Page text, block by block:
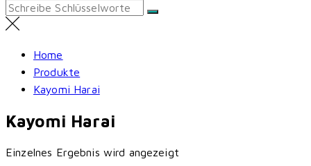
Search
for:
Home
Produkte
Kayomi Harai
Kayomi Harai
Einzelnes Ergebnis wird angezeigt